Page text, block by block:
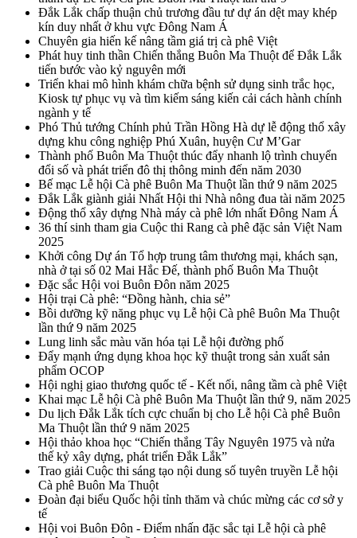
Đắk Lắk chấp thuận chủ trương đầu tư dự án dệt may khép
kín duy nhất ở khu vực Đông Nam Á
Chuyên gia hiến kế nâng tầm giá trị cà phê Việt
Phát huy tinh thần Chiến thắng Buôn Ma Thuột để Đắk Lắk
tiến bước vào kỷ nguyên mới
Triển khai mô hình khám chữa bệnh sử dụng sinh trắc học,
Kiosk tự phục vụ và tìm kiếm sáng kiến cải cách hành chính
ngành y tế
Phó Thủ tướng Chính phủ Trần Hồng Hà dự lễ động thổ xây
dựng khu công nghiệp Phú Xuân, huyện Cư M’Gar
Thành phố Buôn Ma Thuột thúc đẩy nhanh lộ trình chuyển
đổi số và phát triển đô thị thông minh đến năm 2030
Bế mạc Lễ hội Cà phê Buôn Ma Thuột lần thứ 9 năm 2025
Đắk Lắk giành giải Nhất Hội thi Nhà nông đua tài năm 2025
Động thổ xây dựng Nhà máy cà phê lớn nhất Đông Nam Á
36 thí sinh tham gia Cuộc thi Rang cà phê đặc sản Việt Nam
2025
Khởi công Dự án Tổ hợp trung tâm thương mại, khách sạn,
nhà ở tại số 02 Mai Hắc Đế, thành phố Buôn Ma Thuột
Đặc sắc Hội voi Buôn Đôn năm 2025
Hội trại Cà phê: “Đồng hành, chia sẻ”
Bồi dưỡng kỹ năng phục vụ Lễ hội Cà phê Buôn Ma Thuột
lần thứ 9 năm 2025
Lung linh sắc màu văn hóa tại Lễ hội đường phố
Đẩy mạnh ứng dụng khoa học kỹ thuật trong sản xuất sản
phẩm OCOP
Hội nghị giao thương quốc tế - Kết nối, nâng tầm cà phê Việt
Khai mạc Lễ hội Cà phê Buôn Ma Thuột lần thứ 9, năm 2025
Du lịch Đắk Lắk tích cực chuẩn bị cho Lễ hội Cà phê Buôn
Ma Thuột lần thứ 9 năm 2025
Hội thảo khoa học “Chiến thắng Tây Nguyên 1975 và nửa
thế kỷ xây dựng, phát triển Đắk Lắk”
Trao giải Cuộc thi sáng tạo nội dung số tuyên truyền Lễ hội
Cà phê Buôn Ma Thuột
Đoàn đại biểu Quốc hội tỉnh thăm và chúc mừng các cơ sở y
tế
Hội voi Buôn Đôn - Điểm nhấn đặc sắc tại Lễ hội cà phê